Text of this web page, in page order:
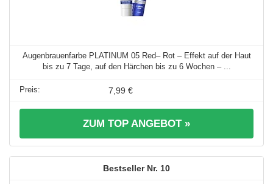
Augenbrauenfarbe PLATINUM 05 Red– Rot – Effekt auf der Haut
bis zu 7 Tage, auf den Härchen bis zu 6 Wochen – ...
7,99 €
ZUM TOP ANGEBOT »
10